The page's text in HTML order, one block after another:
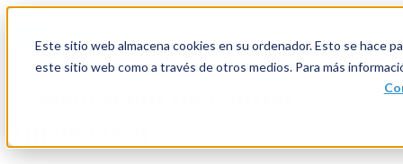
Este sitio web almacena cookies en su ordenador. Esto se hace
este sitio web como a través de otros medios. Para más